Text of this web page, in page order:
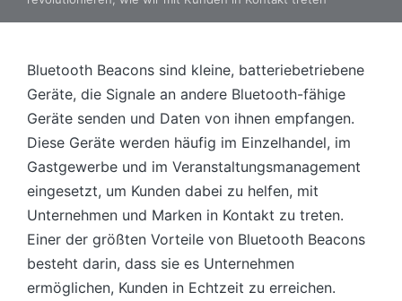
Bluetooth Beacons sind kleine, batteriebetriebene
Geräte, die Signale an andere Bluetooth-fähige
Geräte senden und Daten von ihnen empfangen.
Diese Geräte werden häufig im Einzelhandel, im
Gastgewerbe und im Veranstaltungsmanagement
eingesetzt, um Kunden dabei zu helfen, mit
Unternehmen und Marken in Kontakt zu treten.
Einer der größten Vorteile von Bluetooth Beacons
besteht darin, dass sie es Unternehmen
ermöglichen, Kunden in Echtzeit zu erreichen.